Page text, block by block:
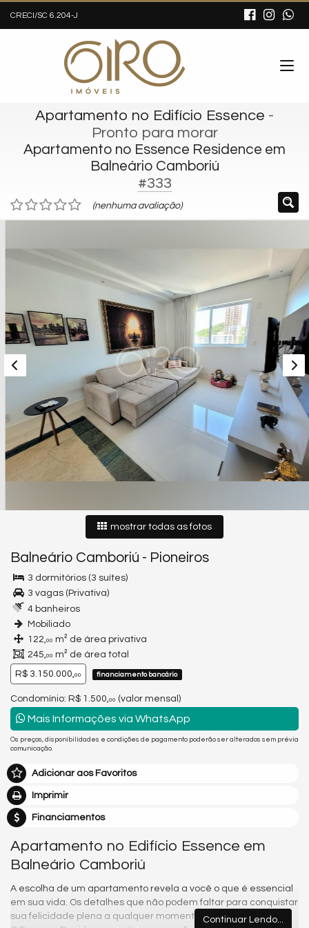
CRECI/SC 6.204-J
Apartamento no Edifício Essence -
Pronto para morar
Apartamento no Essence Residence em
Balneário Camboriú
#333
(nenhuma avaliação)
mostrar todas as fotos
Balneário Camboriú - Pioneiros
3 dormitórios (3 suítes)
3 vagas (Privativa)
4 banheiros
Mobiliado
122,00 m² de área privativa
245,00 m² de área total
R$ 3.150.000,00 financiamento bancário
Condomínio: R$ 1.500, 00 (valor mensal)
Mais Informações via WhatsApp
Os preços, disponibilidades e condições de pagamento poderão ser alterados sem prévia
comunicação.
Adicionar aos Favoritos
Imprimir
Financiamentos
Apartamento no Edifício Essence em
Balneário Camboriú
A escolha de um apartamento revela a você o que é essencial
em sua vida. Os detalhes que não podem faltar para conquistar
sua felicidade plena a qualquer momento do dia.Continuar Lendo...